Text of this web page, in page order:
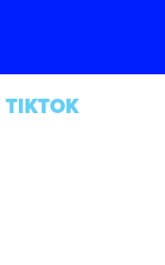
TIKTOK